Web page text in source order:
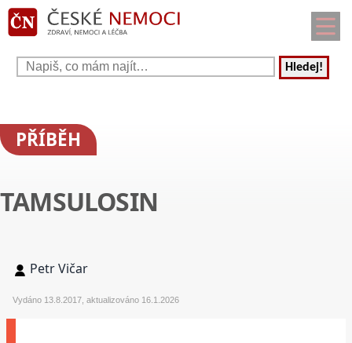
Hledej!
PŘÍBĚH
TAMSULOSIN
Petr Vičar
Vydáno 13.8.2017, aktualizováno 16.1.2026